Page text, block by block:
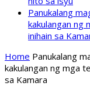
Panukalang
kakulangan ng
inihain sa
Home Panukalang
kakulangan ng mga
sa Kamara